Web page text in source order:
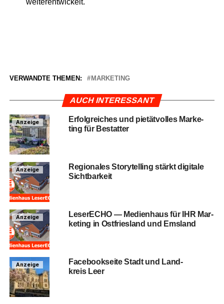
VERWANDTE THEMEN: MARKETING
AUCH INTERESSANT
Anzeige
Erfolg­rei­ches und pie­tät­vol­les Mar­ke­
ting für Bestatter
Anzeige
Regio­na­les Sto­rytel­ling stärkt digi­ta­le
Sichtbarkeit
Anzeige
Lese­r­ECHO — Medi­en­haus für IHR Mar­
ke­ting in Ost­fries­land und Emsland
Anzeige
Face­book­sei­te Stadt und Land­
kreis Leer